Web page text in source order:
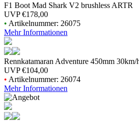
F1 Boot Mad Shark V2 brushless ARTR
UVP€178,00
• Artikelnummer: 26075
Mehr Informationen
Rennkatamaran Adventure 450mm
UVP€104,00
• Artikelnummer: 26074
Mehr Informationen